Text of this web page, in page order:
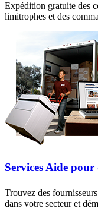
Expédition gratuite des
limitrophes et des
Services Aide pour
Trouvez des
dans votre secteur et